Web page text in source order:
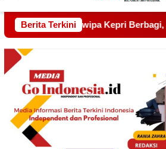
Mobile
Berita Terkini
Kepedulian kepada Pondok Tahfidz